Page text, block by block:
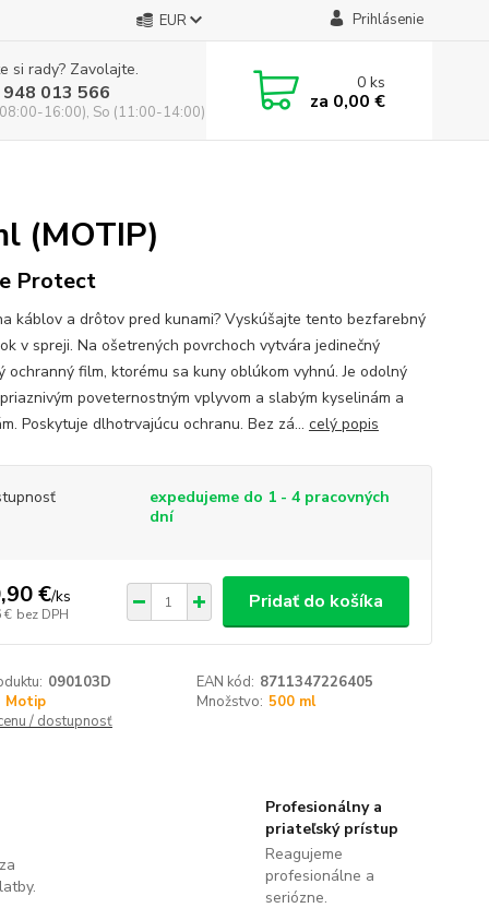
EUR Prihlásenie
si rady? Zavolajte.
013 566
16:00), So (11:00-14:00)
0ks
za 0,00 €
(MOTIP)
Protect
káblov a drôtov pred kunami? Vyskúšajte tento bezfarebný
v spreji. Na ošetrených povrchoch vytvára jedinečný
ochranný film, ktorému sa kuny oblúkom vyhnú. Je odolný
poveternostným vplyvom a slabým kyselinám a
Poskytuje dlhotrvajúcu ochranu. Bez zá... celý popis
expedujeme do 1 - 4 pracovných
dní
€/ks
€ bez DPH
Pridať do košíka
090103D EAN kód: 8711347226405
Motip
Množstvo: 500 ml
/ dostupnosť
Profesionálny a
priateľský prístup
Reagujeme
profesionálne a
seriózne.